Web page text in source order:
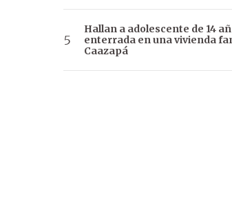
Hallan a adolescente de 14
enterrada en una vivienda
Caazapá